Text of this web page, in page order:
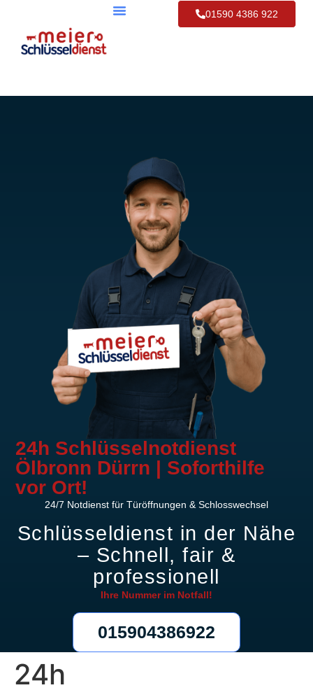
01590 4386 922
24h Schlüsselnotdienst
Ölbronn Dürrn | Soforthilfe
vor Ort!
24/7 Notdienst für Türöffnungen & Schlosswechsel
Schlüsseldienst in der Nähe
– Schnell, fair &
professionell
Ihre Nummer im Notfall!
015904386922
24h